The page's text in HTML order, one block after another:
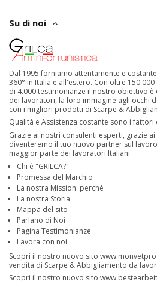
Su di noi
Dal 1995 forniamo attentamente e
360° in Italia e all'estero. Con oltre
di 4.000 testimonianze il nostro obiettivo
dei lavoratori, la loro immagine agli occhi
con i migliori prodotti di Scarpe &
Qualità e Assistenza costante sono i
Grazie ai nostri consulenti esperti, grazie
diventeremo il tuo nuovo partner sul
maggior parte dei lavoratori Italiani.
Chi è "GRILCA?"
Promessa del Marchio
La nostra Mission: perchè
La nostra Storia
Mappa del sito
Parlano di Noi
Pagina Testimonianze
Lavora con noi
Scopri il nostro nuovo sito
vendita di Scarpe & Abbigliamento da
Scopri il nostro nuovo sito